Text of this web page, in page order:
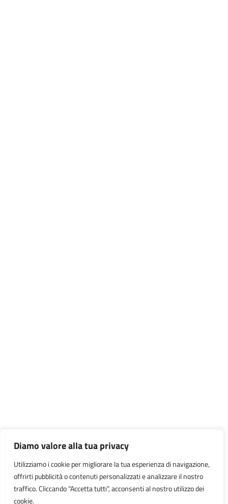
Diamo valore alla tua privacy
Utilizziamo i cookie per migliorare la tua esperienza di navigazione,
offrirti pubblicità o contenuti personalizzati e analizzare il nostro
traffico. Cliccando “Accetta tutti”, acconsenti al nostro utilizzo dei
cookie.